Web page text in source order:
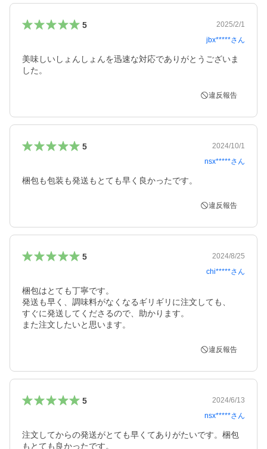
5
2025/2/1
jbx*****さん
美味しいしょんしょんを迅速な対応でありがとうございま
した。
違反報告
5
2024/10/1
nsx*****さん
梱包も包装も発送もとても早く良かったです。
違反報告
5
2024/8/25
chi*****さん
梱包はとても丁寧です。
発送も早く、調味料がなくなるギリギリに注文しても、
すぐに発送してくださるので、助かります。
また注文したいと思います。
違反報告
5
2024/6/13
nsx*****さん
注文してからの発送がとても早くてありがたいです。梱包
もとても良かったです。